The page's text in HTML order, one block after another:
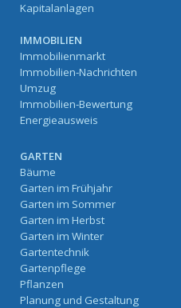
Kapitalanlagen
IMMOBILIEN
Immobilienmarkt
Immobilien-Nachrichten
Umzug
Immobilien-Bewertung
Energieausweis
GARTEN
Bäume
Garten im Frühjahr
Garten im Sommer
Garten im Herbst
Garten im Winter
Gartentechnik
Gartenpflege
Pflanzen
Planung und Gestaltung